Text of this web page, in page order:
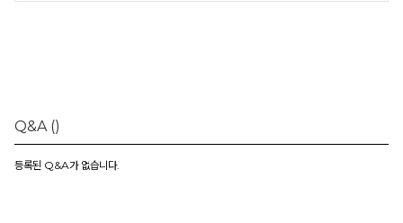
Q&A ()
등록된 Q&A가 없습니다.